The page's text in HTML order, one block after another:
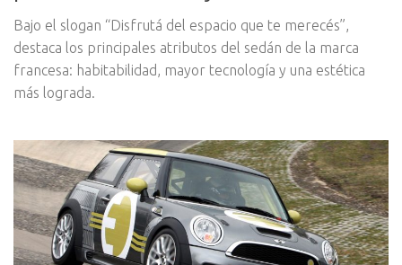
Bajo el slogan “Disfrutá del espacio que te merecés”,
destaca los principales atributos del sedán de la marca
francesa: habitabilidad, mayor tecnología y una estética
más lograda.